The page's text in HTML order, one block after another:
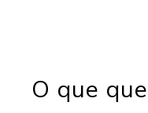
O que